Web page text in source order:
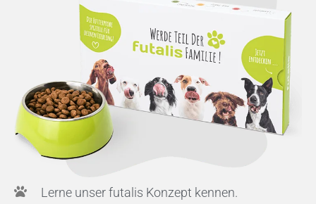
Lerne unser futalis Konzept kennen.